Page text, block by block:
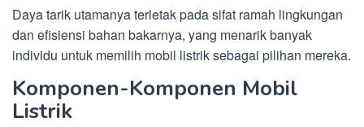
Daya tarik utamanya terletak pada sifat ramah lingkungan
dan efisiensi bahan bakarnya, yang menarik banyak
individu untuk memilih mobil listrik sebagai pilihan mereka.
Komponen-Komponen Mobil
Listrik